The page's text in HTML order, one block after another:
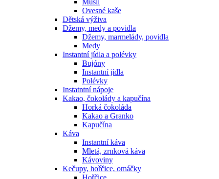
Müsli
Ovesné kaše
Dětská výživa
Džemy, medy a povidla
Džemy, marmelády, povidla
Medy
Instantní jídla a polévky
Bujóny
Instantní jídla
Polévky
Instatntní nápoje
Kakao, čokolády a kapučína
Horká čokoláda
Kakao a Granko
Kapučína
Káva
Instantní káva
Mletá, zrnková káva
Kávoviny
Kečupy, hořčice, omáčky
Hořčice